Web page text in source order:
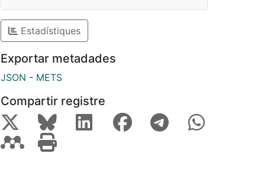
Estadístiques
Exportar metadades
JSON - METS
Compartir registre